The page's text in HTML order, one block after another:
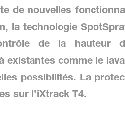
de nouvelles
la technologie
de la hauteur
existantes comme le
possibilités. La
sur l’iXtrack T4.